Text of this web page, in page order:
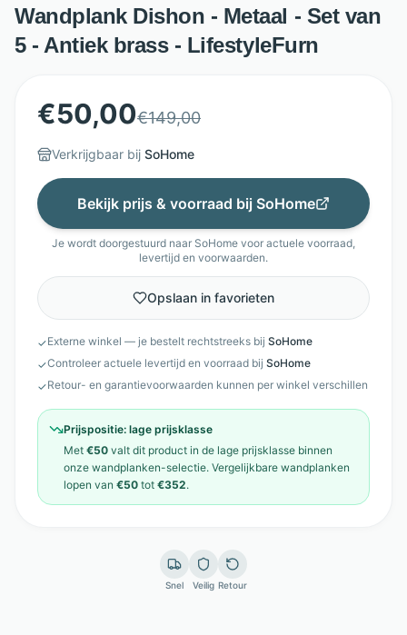
Wandplank Dishon - Metaal - Set van
5 - Antiek brass - LifestyleFurn
€50,00€149,00
Verkrijgbaar bij SoHome
Bekijk prijs & voorraad bij SoHome
Je wordt doorgestuurd naar SoHome voor actuele voorraad,
levertijd en voorwaarden.
Opslaan in favorieten
✓Externe winkel — je bestelt rechtstreeks bij SoHome
✓Controleer actuele levertijd en voorraad bij SoHome
✓Retour- en garantievoorwaarden kunnen per winkel verschillen
Prijspositie: lage prijsklasse
Met €50 valt dit product in de lage prijsklasse binnen
onze wandplanken-selectie. Vergelijkbare wandplanken
lopen van €50 tot €352.
Snel Veilig Retour